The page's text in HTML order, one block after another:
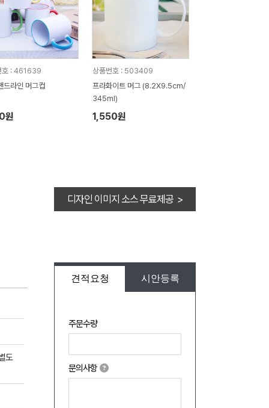
호 : 461639
드라인 머그컵
원
상품번호 : 503409
프라화이트 머그 (8.2X9.5cm/
345ml)
1,550원
디자인 이미지 소스 무료제공 >
견적요청 시안등록
주문수량
문의사항
도